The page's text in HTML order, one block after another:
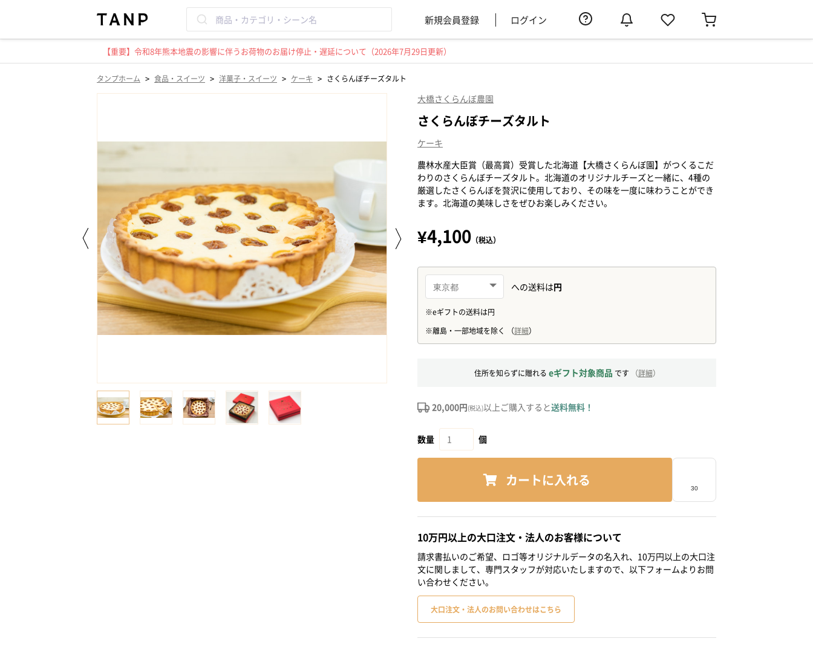
新規会員登録 ログイン
【重要】令和8年熊本地震の影響に伴うお荷物のお届け停止・遅延について（2026年7月29日更新）
タンプホーム > 食品・スイーツ > 洋菓子・スイーツ > ケーキ > さくらんぼチーズタルト
大橋さくらんぼ農園
さくらんぼチーズタルト
ケーキ
農林水産大臣賞（最高賞）受賞した北海道【大橋さくらんぼ園】がつくるこだ
わりのさくらんぼチーズタルト。北海道のオリジナルチーズと一緒に、4種の
厳選したさくらんぼを贅沢に使用しており、その味を一度に味わうことができ
ます。北海道の美味しさをぜひお楽しみください。
¥4,100 （税込）
住所を知らずに贈れる eギフト対象商品 です （詳細）
20,000円(税込)以上ご購入すると送料無料！
数量 個
カートに入れる
10万円以上の大口注文・法人のお客様について
請求書払いのご希望、ロゴ等オリジナルデータの名入れ、10万円以上の大口注
文に関しまして、専門スタッフが対応いたしますので、以下フォームよりお問
い合わせください。
大口注文・法人のお問い合わせはこちら